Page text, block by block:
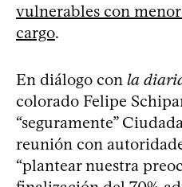
vulnerables con
cargo.
En diálogo con la
colorado Felipe
“seguramente”
reunión con
“plantear nuestra